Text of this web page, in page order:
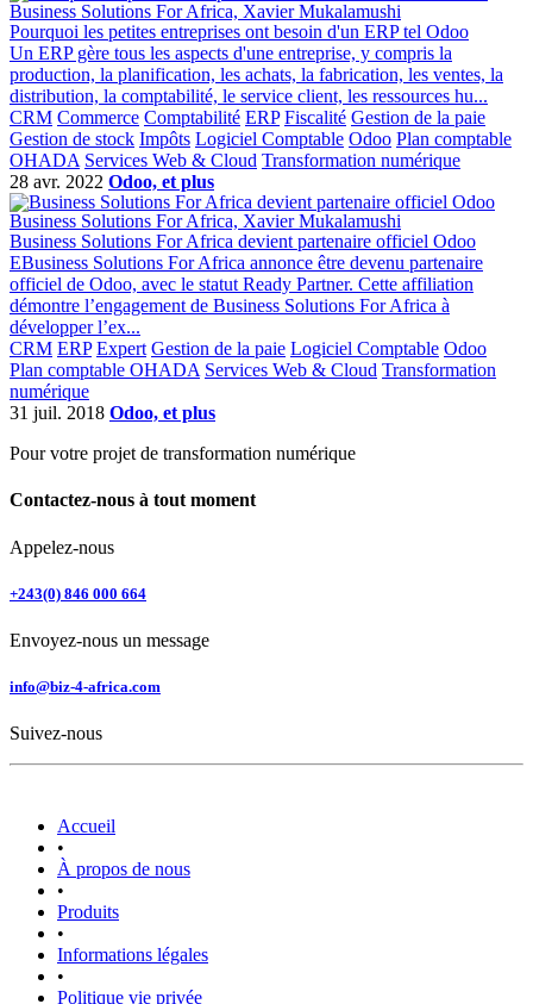
Business Solutions For Africa, Xavier Mukalamushi
Pourquoi les petites entreprises ont besoin d'un ERP tel Odoo
Un ERP gère tous les aspects d'une entreprise, y compris la
production, la planification, les achats, la fabrication, les ventes, la
distribution, la comptabilité, le service client, les ressources hu...
CRM Commerce Comptabilité ERP Fiscalité Gestion de la paie
Gestion de stock Impôts Logiciel Comptable Odoo Plan comptable
OHADA Services Web & Cloud Transformation numérique
28 avr. 2022 Odoo, et plus
Business Solutions For Africa, Xavier Mukalamushi
Business Solutions For Africa devient partenaire officiel Odoo
EBusiness Solutions For Africa annonce être devenu partenaire
officiel de Odoo, avec le statut Ready Partner. Cette affiliation
démontre l’engagement de Business Solutions For Africa à
développer l’ex...
CRM ERP Expert Gestion de la paie Logiciel Comptable Odoo
Plan comptable OHADA Services Web & Cloud Transformation
numérique
31 juil. 2018 Odoo, et plus
Pour votre projet de transformation numérique
Contactez-nous à tout moment
Appelez-nous
+243(0) 846 000 664
Envoyez-nous un message
info@biz-4-africa.com
Suivez-nous
Accueil
•
À propos de nous
•
Produits
•
Informations légales
•
Politique vie privée